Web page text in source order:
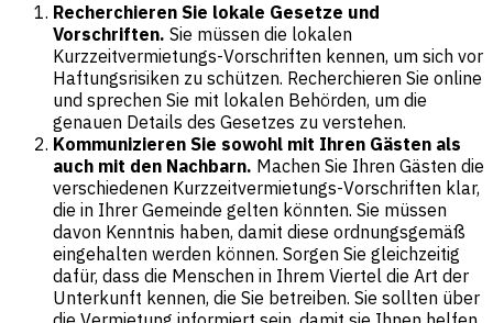
Recherchieren Sie lokale Gesetze und
Vorschriften. Sie müssen die lokalen
Kurzzeitvermietungs-Vorschriften kennen, um sich vor
Haftungsrisiken zu schützen. Recherchieren Sie online
und sprechen Sie mit lokalen Behörden, um die
genauen Details des Gesetzes zu verstehen.
Kommunizieren Sie sowohl mit Ihren Gästen als
auch mit den Nachbarn. Machen Sie Ihren Gästen die
verschiedenen Kurzzeitvermietungs-Vorschriften klar,
die in Ihrer Gemeinde gelten könnten. Sie müssen
davon Kenntnis haben, damit diese ordnungsgemäß
eingehalten werden können. Sorgen Sie gleichzeitig
dafür, dass die Menschen in Ihrem Viertel die Art der
Unterkunft kennen, die Sie betreiben. Sie sollten über